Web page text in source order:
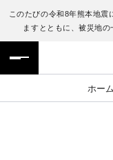
このたびの令和8年熊本地
ますとともに、被災地
ホーム
フロアガイド
施設案内・アク
ENGLISH
繁体字